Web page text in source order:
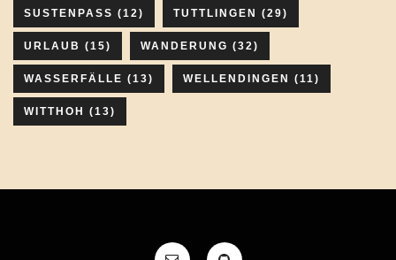
SUSTENPASS (12) TUTTLINGEN (29)
URLAUB (15) WANDERUNG (32)
WASSERFÄLLE (13) WELLENDINGEN (11)
WITTHOH (13)